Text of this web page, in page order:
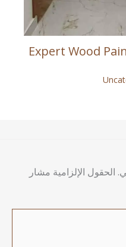
Expert Wood
الحقول الإلزامية مشار